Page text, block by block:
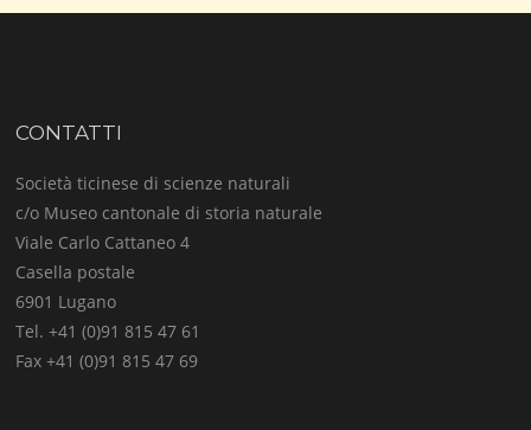
CONTATTI
Società ticinese di scienze naturali
c/o Museo cantonale di storia naturale
Viale Carlo Cattaneo 4
Casella postale
6901 Lugano
Tel. +41 (0)91 815 47 61
Fax +41 (0)91 815 47 69